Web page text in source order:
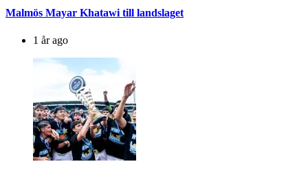
Malmös Mayar Khatawi till landslaget
1 år ago